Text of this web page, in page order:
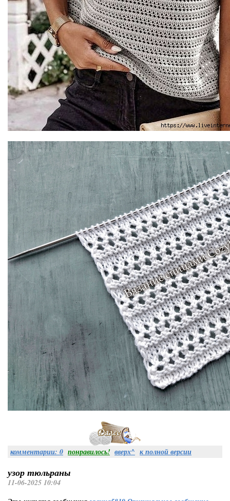
комментарии: 0 понравилось! вверх^ к полной версии
узор тюльраны
11-06-2025 10:04